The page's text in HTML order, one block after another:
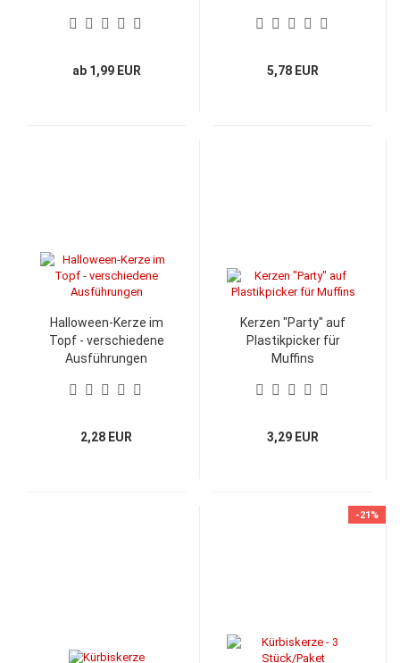
ab 1,99 EUR 5,78 EUR
Halloween-Kerze im
Topf - verschiedene
Ausführungen
2,28 EUR
Kerzen "Party" auf
Plastikpicker für
Muffins
3,29 EUR
-21%